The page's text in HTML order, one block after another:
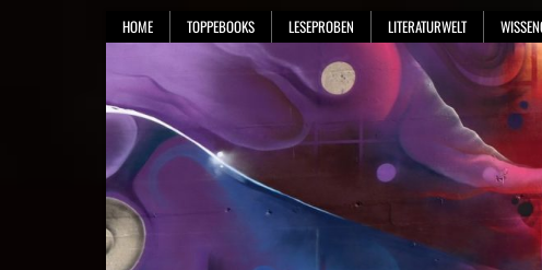
HOME TOPPEBOOKS LESEPROBEN LITERATURWELT